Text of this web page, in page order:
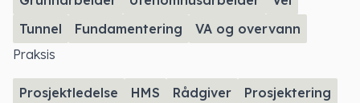
Tunnel
Fundamentering
VA og overvann
Praksis
Prosjektledelse HMS Rådgiver
Prosjektering